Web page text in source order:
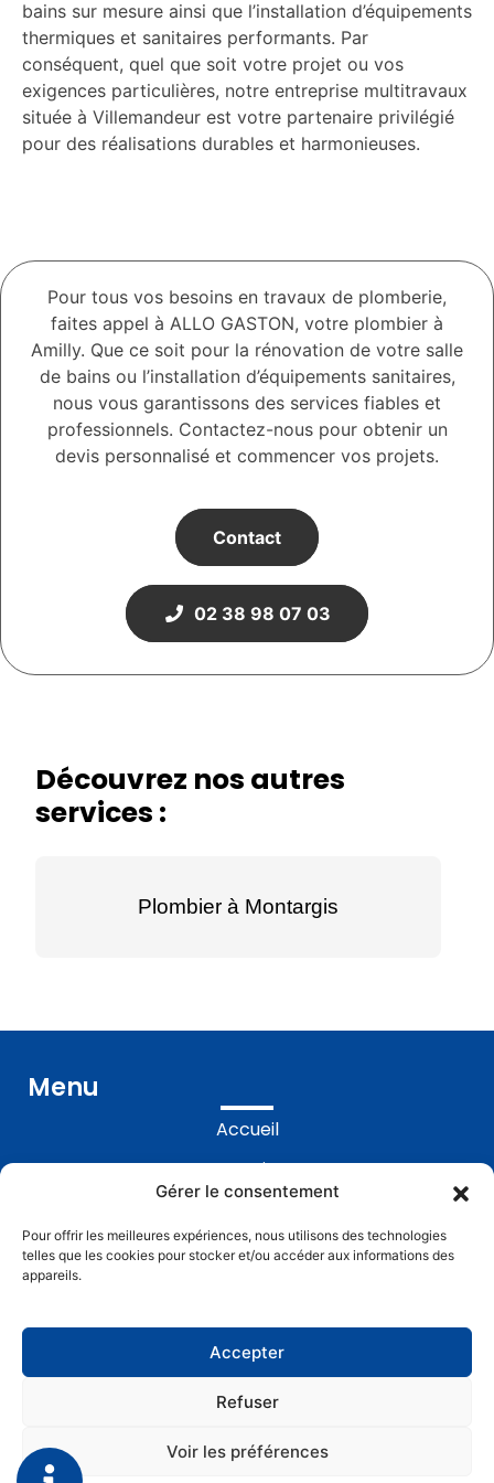
Gérer le consentement
Pour offrir les meilleures expériences, nous utilisons des technologies
telles que les cookies pour stocker et/ou accéder aux informations des
appareils.
Accepter
Refuser
Voir les préférences
bains sur mesure ainsi que l’installation d’équipements
thermiques et sanitaires performants. Par
conséquent, quel que soit votre projet ou vos
exigences particulières, notre entreprise multitravaux
située à Villemandeur est votre partenaire privilégié
pour des réalisations durables et harmonieuses.
Pour tous vos besoins en travaux de plomberie,
faites appel à ALLO GASTON, votre plombier à
Amilly. Que ce soit pour la rénovation de votre salle
de bains ou l’installation d’équipements sanitaires,
nous vous garantissons des services fiables et
professionnels. Contactez-nous pour obtenir un
devis personnalisé et commencer vos projets.
Contact
02 38 98 07 03
Découvrez nos autres
services :
Plombier à Montargis
Menu
Accueil
Prestations
Contact
Politique de confidentialité